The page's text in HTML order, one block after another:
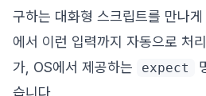
구하는 대화형 스크립트를 만나
에서 이런 입력까지 자동으로 처
가, OS에서 제공하는
expect
습니다.